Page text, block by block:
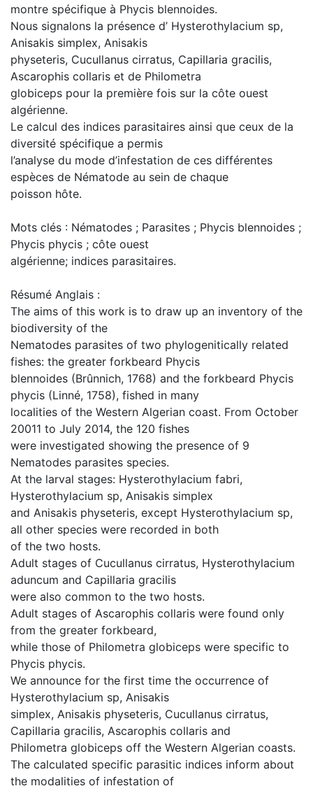
montre spécifique à Phycis blennoides.
Nous signalons la présence d’ Hysterothylacium sp,
Anisakis simplex, Anisakis
physeteris, Cucullanus cirratus, Capillaria gracilis,
Ascarophis collaris et de Philometra
globiceps pour la première fois sur la côte ouest
algérienne.
Le calcul des indices parasitaires ainsi que ceux de la
diversité spécifique a permis
l’analyse du mode d’infestation de ces différentes
espèces de Nématode au sein de chaque
poisson hôte.
Mots clés : Nématodes ; Parasites ; Phycis blennoides ;
Phycis phycis ; côte ouest
algérienne; indices parasitaires.
Résumé Anglais :
The aims of this work is to draw up an inventory of the
biodiversity of the
Nematodes parasites of two phylogenitically related
fishes: the greater forkbeard Phycis
blennoides (Brûnnich, 1768) and the forkbeard Phycis
phycis (Linné, 1758), fished in many
localities of the Western Algerian coast. From October
20011 to July 2014, the 120 fishes
were investigated showing the presence of 9
Nematodes parasites species.
At the larval stages: Hysterothylacium fabri,
Hysterothylacium sp, Anisakis simplex
and Anisakis physeteris, except Hysterothylacium sp,
all other species were recorded in both
of the two hosts.
Adult stages of Cucullanus cirratus, Hysterothylacium
aduncum and Capillaria gracilis
were also common to the two hosts.
Adult stages of Ascarophis collaris were found only
from the greater forkbeard,
while those of Philometra globiceps were specific to
Phycis phycis.
We announce for the first time the occurrence of
Hysterothylacium sp, Anisakis
simplex, Anisakis physeteris, Cucullanus cirratus,
Capillaria gracilis, Ascarophis collaris and
Philometra globiceps off the Western Algerian coasts.
The calculated specific parasitic indices inform about
the modalities of infestation of